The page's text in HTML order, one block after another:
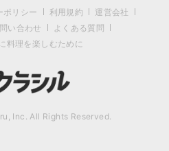
ポリシー 利用規約
運営会社
い合わせ
よくある質問
料理を楽しむために
Inc. All Rights Reserved.